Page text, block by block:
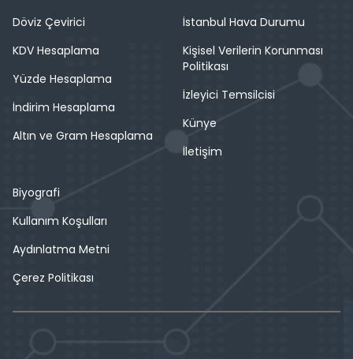
Döviz Çevirici
KDV Hesaplama
Yüzde Hesaplama
İndirim Hesaplama
Altın ve Gram Hesaplama
İstanbul Hava Durumu
Kişisel Verilerin Korunması
Politikası
İzleyici Temsilcisi
Künye
İletişim
Biyografi
Kullanım Koşulları
Aydınlatma Metni
Çerez Politikası